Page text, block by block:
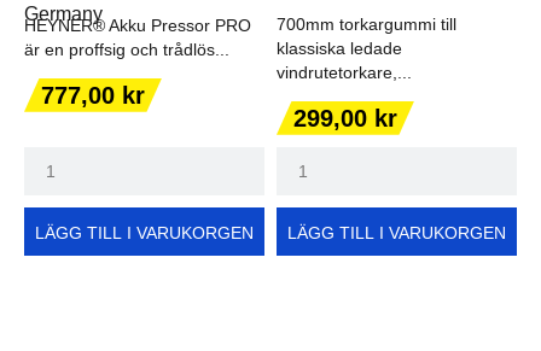
HEYNER® Akku Pressor PRO
är en proffsig och trådlös...
Pris
777,00 kr
LÄGG TILL I VARUKORGEN
700mm torkargummi till
klassiska ledade
vindrutetorkare,...
Pris
299,00 kr
LÄGG TILL I VARUKORGEN